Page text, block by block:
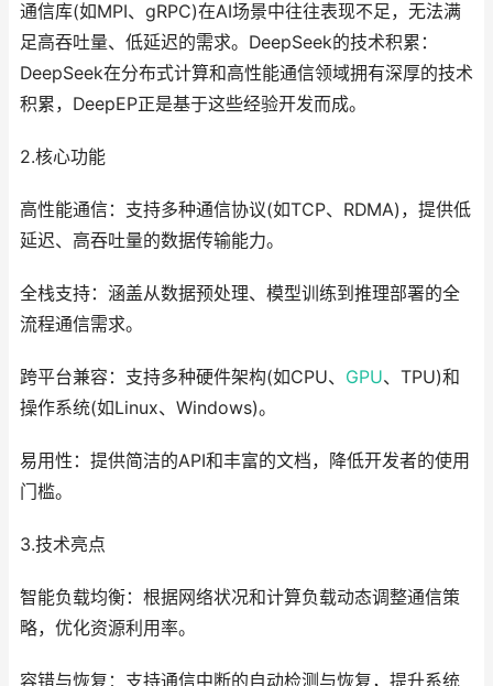
通信库(如MPI、gRPC)在AI场景中往往表现不足，无法满
足高吞吐量、低延迟的需求。DeepSeek的技术积累：
DeepSeek在分布式计算和高性能通信领域拥有深厚的技术
积累，DeepEP正是基于这些经验开发而成。
2.核心功能
高性能通信：支持多种通信协议(如TCP、RDMA)，提供低
延迟、高吞吐量的数据传输能力。
全栈支持：涵盖从数据预处理、模型训练到推理部署的全
流程通信需求。
跨平台兼容：支持多种硬件架构(如CPU、 GPU、TPU)和
操作系统(如Linux、Windows)。
易用性：提供简洁的API和丰富的文档，降低开发者的使用
门槛。
3.技术亮点
智能负载均衡：根据网络状况和计算负载动态调整通信策
略，优化资源利用率。
容错与恢复：支持通信中断的自动检测与恢复，提升系统